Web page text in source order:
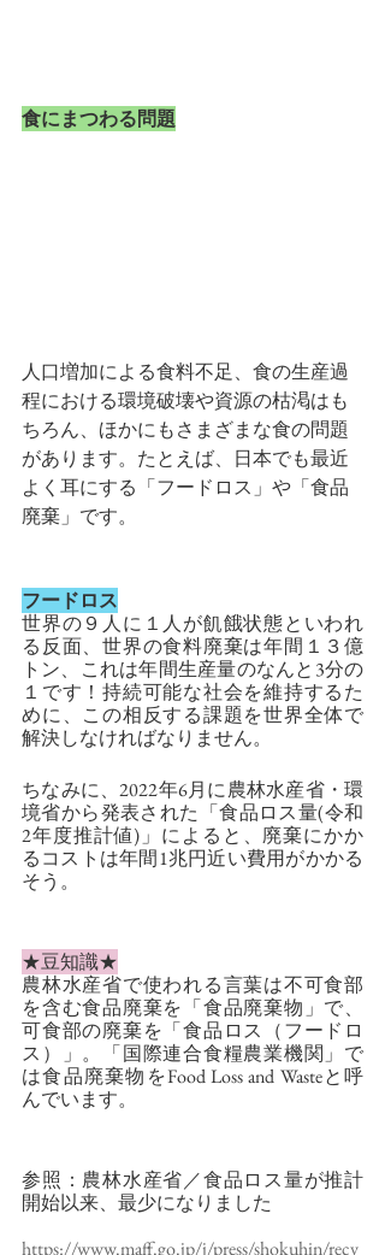
食にまつわる問題
人口増加による食料不足、食の生産過
程における環境破壊や資源の枯渇はも
ちろん、ほかにもさまざまな食の問題
があります。たとえば、日本でも最近
よく耳にする「フードロス」や「食品
廃棄」です。
フードロス
世界の９人に１人が飢餓状態といわれ
る反面、世界の食料廃棄は年間１３億
トン、これは年間生産量のなんと3分の
１です！持続可能な社会を維持するた
めに、この相反する課題を世界全体で
解決しなければなりません。
ちなみに、2022年6月に農林水産省・環
境省から発表された「食品ロス量(令和
2年度推計値)」によると、廃棄にかか
るコストは年間1兆円近い費用がかかる
そう。
★豆知識★
農林水産省で使われる言葉は不可食部
を含む食品廃棄を「食品廃棄物」で、
可食部の廃棄を「食品ロス（フードロ
ス）」。「国際連合食糧農業機関」で
は食品廃棄物をFood Loss and Wasteと呼
んでいます。
参照：農林水産省／食品ロス量が推計
開始以来、最少になりました
https://www.maff.go.jp/j/press/shokuhin/recy